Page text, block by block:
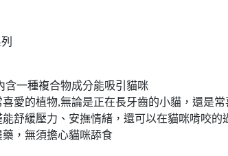
含一種複合物成分能吸引貓咪
愛的植物,無論是正在長牙齒的小貓，還是
舒緩壓力、安撫情緒，還可以在貓咪啃咬的
，無須擔心貓咪舔食